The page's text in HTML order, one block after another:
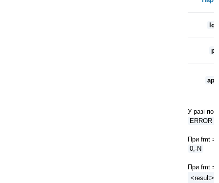
У разі
ERROR
При fmt =
0,-N
При fmt =
<result>